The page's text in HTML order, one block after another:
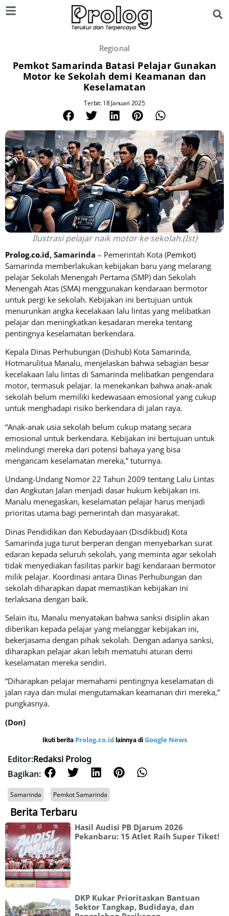
Regional
Pemkot Samarinda Batasi Pelajar Gunakan
Motor ke Sekolah demi Keamanan dan
Keselamatan
Terbit: 18 Januari 2025
Ilustrasi pelajar naik motor ke sekolah.(Ist)
Prolog.co.id, Samarinda – Pemerintah Kota (Pemkot)
Samarinda memberlakukan kebijakan baru yang melarang
pelajar Sekolah Menengah Pertama (SMP) dan Sekolah
Menengah Atas (SMA) menggunakan kendaraan bermotor
untuk pergi ke sekolah. Kebijakan ini bertujuan untuk
menurunkan angka kecelakaan lalu lintas yang melibatkan
pelajar dan meningkatkan kesadaran mereka tentang
pentingnya keselamatan berkendara.
Kepala Dinas Perhubungan (Dishub) Kota Samarinda,
Hotmarulitua Manalu, menjelaskan bahwa sebagian besar
kecelakaan lalu lintas di Samarinda melibatkan pengendara
motor, termasuk pelajar. Ia menekankan bahwa anak-anak
sekolah belum memiliki kedewasaan emosional yang cukup
untuk menghadapi risiko berkendara di jalan raya.
“Anak-anak usia sekolah belum cukup matang secara
emosional untuk berkendara. Kebijakan ini bertujuan untuk
melindungi mereka dari potensi bahaya yang bisa
mengancam keselamatan mereka,” tuturnya.
Undang-Undang Nomor 22 Tahun 2009 tentang Lalu Lintas
dan Angkutan Jalan menjadi dasar hukum kebijakan ini.
Manalu menegaskan, keselamatan pelajar harus menjadi
prioritas utama bagi pemerintah dan masyarakat.
Dinas Pendidikan dan Kebudayaan (Disdikbud) Kota
Samarinda juga turut berperan dengan menyebarkan surat
edaran kepada seluruh sekolah, yang meminta agar sekolah
tidak menyediakan fasilitas parkir bagi kendaraan bermotor
milik pelajar. Koordinasi antara Dinas Perhubungan dan
sekolah diharapkan dapat memastikan kebijakan ini
terlaksana dengan baik.
Selain itu, Manalu menyatakan bahwa sanksi disiplin akan
diberikan kepada pelajar yang melanggar kebijakan ini,
bekerjasama dengan pihak sekolah. Dengan adanya sanksi,
diharapkan pelajar akan lebih mematuhi aturan demi
keselamatan mereka sendiri.
“Diharapkan pelajar memahami pentingnya keselamatan di
jalan raya dan mulai mengutamakan keamanan diri mereka,”
pungkasnya.
(Don)
Ikuti berita Prolog.co.id lainnya di Google News
Editor:Redaksi Prolog
Bagikan:
Samarinda Pemkot Samarinda
Berita Terbaru
Hasil Audisi PB Djarum 2026
Pekanbaru: 15 Atlet Raih Super Tiket!
DKP Kukar Prioritaskan Bantuan
Sektor Tangkap, Budidaya, dan